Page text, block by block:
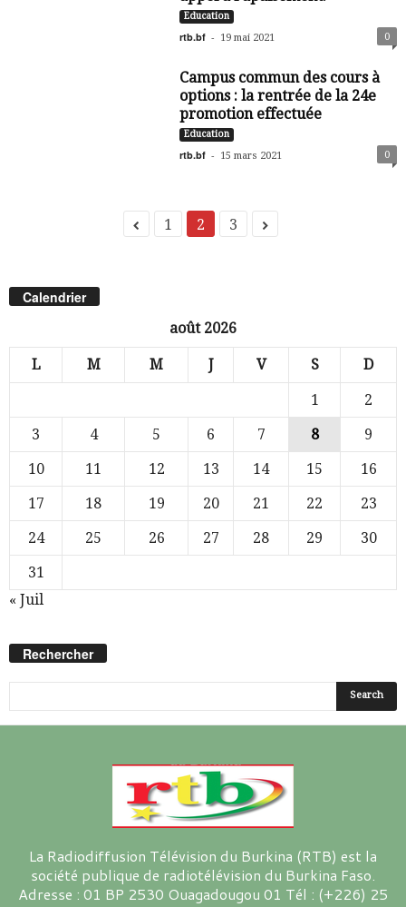
Education
rtb.bf - 19 mai 2021 0
Campus commun des cours à
options : la rentrée de la 24e
promotion effectuée
Education
rtb.bf - 15 mars 2021 0
1 2 3
Calendrier
août 2026
L M M J V S D
1
2
3
4 5 6 7 8
9
10
11 12 13 14 15
16
17
18 19 20 21 22
23
24
25 26 27 28 29
30
31
« Juil
Rechercher
La Radiodiffusion Télévision du Burkina (RTB) est la
société publique de radiotélévision du Burkina Faso.
Adresse : 01 BP 2530 Ouagadougou 01 Tél : (+226) 25